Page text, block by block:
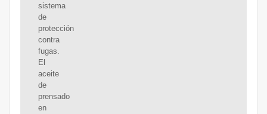
sistema
de
protección
contra
fugas.
El
aceite
de
prensado
en